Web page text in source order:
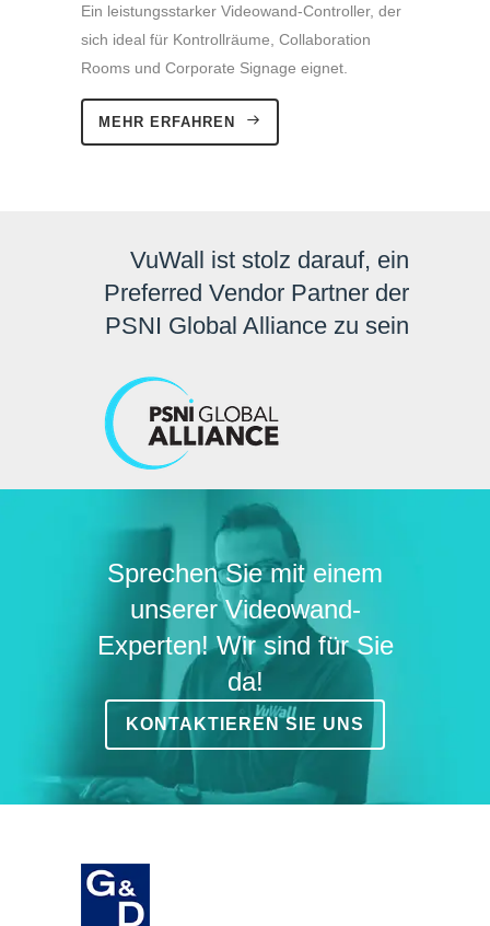
Ein leistungsstarker Videowand-Controller, der
sich ideal für Kontrollräume, Collaboration
Rooms und Corporate Signage eignet.
MEHR ERFAHREN
VuWall ist stolz darauf, ein
Preferred Vendor Partner der
PSNI Global Alliance zu sein
Sprechen Sie mit einem
unserer Videowand-
Experten! Wir sind für Sie
da!
KONTAKTIEREN SIE UNS